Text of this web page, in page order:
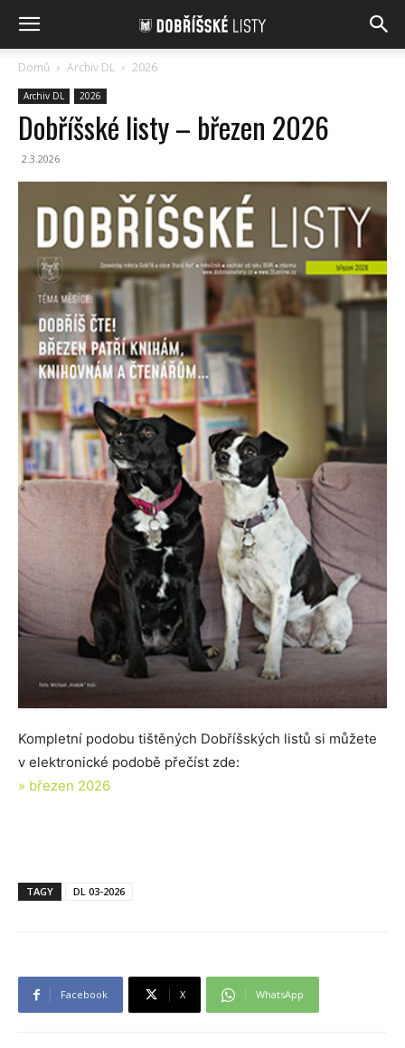
Domů Archiv DL 2026
Archiv DL 2026
Dobříšské listy – březen 2026
2.3.2026
Kompletní podobu tištěných Dobříšských listů si můžete
v elektronické podobě přečíst zde:
» březen 2026
TAGY DL 03-2026
Facebook X WhatsApp